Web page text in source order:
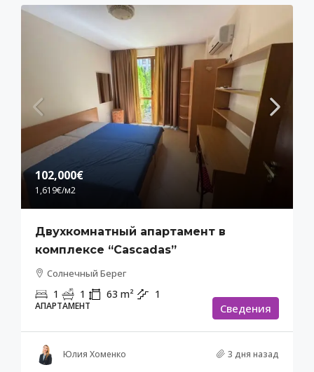
102,000€
1,619€/м2
Двухкомнатный апартамент в
комплексе “Cascadas”
Солнечный Берег
1 1 63 m² 1
АПАРТАМЕНТ Cведения
Юлия Хоменко 3 дня назад